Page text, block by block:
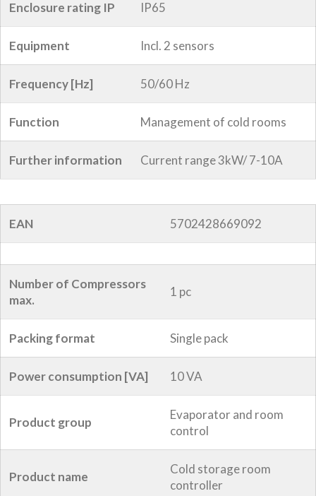
Enclosure rating IP IP65
Equipment Incl. 2 sensors
Frequency [Hz] 50/60 Hz
Function Management of cold rooms
Further information Current range 3kW/ 7-10A
EAN 5702428669092
Number of Compressors
max.
1 pc
Packing format Single pack
Power consumption [VA] 10 VA
Product group
Evaporator and room
control
Product name
Cold storage room
controller